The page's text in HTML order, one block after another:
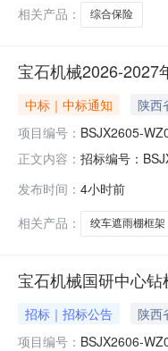
相关产品：
综合保险
宝石机械2026-2027
中标｜中标通知 陕西
项目编号： BSJX2605-
正文内容： 招标编号：
钻台挡风墙，
发布时间： 4小时前
相关产品：
绞车遮雨棚框架
宝石机械国研中心
招标｜招标公告 陕西
项目编号： BSJX2606-